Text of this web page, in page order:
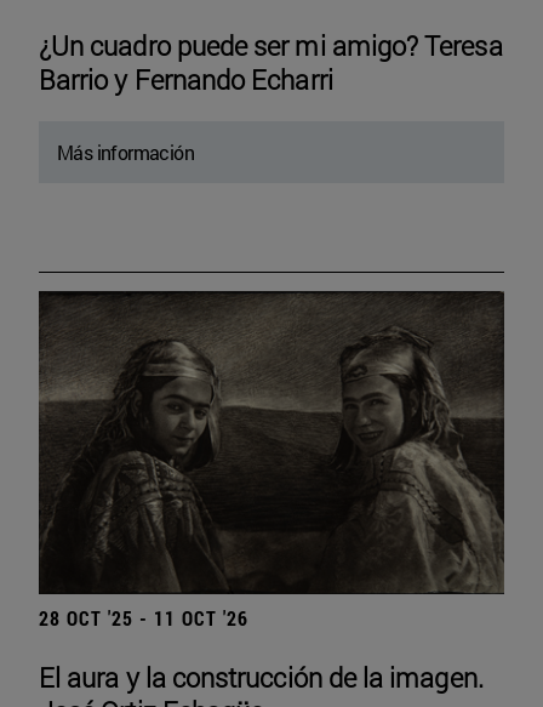
¿Un cuadro puede ser mi amigo? Teresa
Barrio y Fernando Echarri
Más información
28 OCT '25 - 11 OCT '26
El aura y la construcción de la imagen.